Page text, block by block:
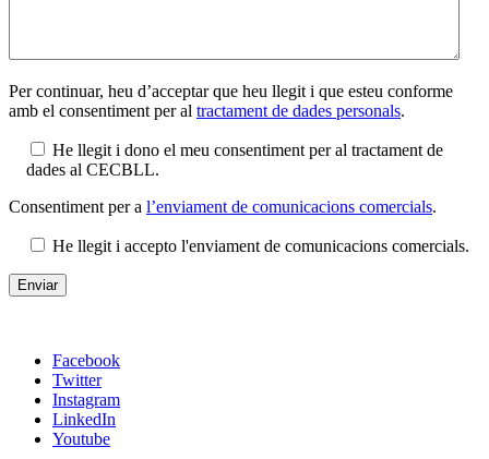
Per continuar, heu d’acceptar que heu llegit i que esteu conforme
amb el consentiment per al tractament de dades personals.
He llegit i dono el meu consentiment per al tractament de
dades al CECBLL.
Consentiment per a l’enviament de comunicacions comercials.
He llegit i accepto l'enviament de comunicacions comercials.
Facebook
Twitter
Instagram
LinkedIn
Youtube